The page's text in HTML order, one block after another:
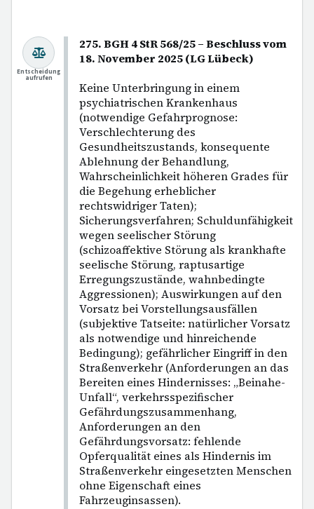
275. BGH 4 StR 568/25 – Beschluss vom
18. November 2025 (LG Lübeck)
Keine Unterbringung in einem
psychiatrischen Krankenhaus
(notwendige Gefahrprognose:
Verschlechterung des
Gesundheitszustands, konsequente
Ablehnung der Behandlung,
Wahrscheinlichkeit höheren Grades für
die Begehung erheblicher
rechtswidriger Taten);
Sicherungsverfahren; Schuldunfähigkeit
wegen seelischer Störung
(schizoaffektive Störung als krankhafte
seelische Störung, raptusartige
Erregungszustände, wahnbedingte
Aggressionen); Auswirkungen auf den
Vorsatz bei Vorstellungsausfällen
(subjektive Tatseite: natürlicher Vorsatz
als notwendige und hinreichende
Bedingung); gefährlicher Eingriff in den
Straßenverkehr (Anforderungen an das
Bereiten eines Hindernisses: „Beinahe-
Unfall“, verkehrsspezifischer
Gefährdungszusammenhang,
Anforderungen an den
Gefährdungsvorsatz: fehlende
Opferqualität eines als Hindernis im
Straßenverkehr eingesetzten Menschen
ohne Eigenschaft eines
Fahrzeuginsassen).
Entscheidung
aufrufen